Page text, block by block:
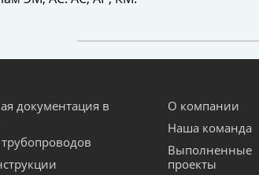
документация в
О компании
Наша команда
Выполненные
проекты